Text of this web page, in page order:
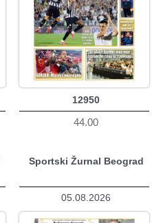
12950
44.00
Sportski Žurnal Beograd
05.08.2026